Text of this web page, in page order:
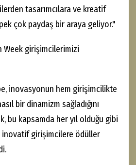
tasarımcılara ve kreatif
çok paydaş bir araya geliyor."
girişimcilerimizi
inovasyonun hem girişimcilikte
bir dinamizm sağladığını
bu kapsamda her yıl olduğu gibi
inovatif girişimcilere ödüller